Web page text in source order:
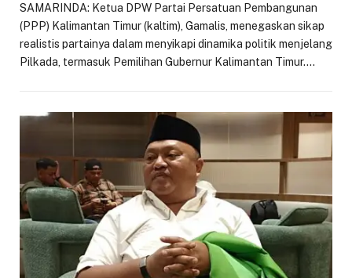
SAMARINDA: Ketua DPW Partai Persatuan Pembangunan
(PPP) Kalimantan Timur (kaltim), Gamalis, menegaskan sikap
realistis partainya dalam menyikapi dinamika politik menjelang
Pilkada, termasuk Pemilihan Gubernur Kalimantan Timur.…